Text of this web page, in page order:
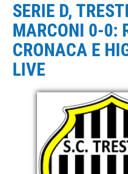
SERIE D,
MARCONI 0-0:
CRONACA E
LIVE